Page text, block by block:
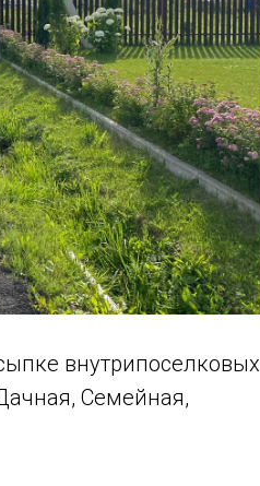
внутрипоселковых
Семейная,